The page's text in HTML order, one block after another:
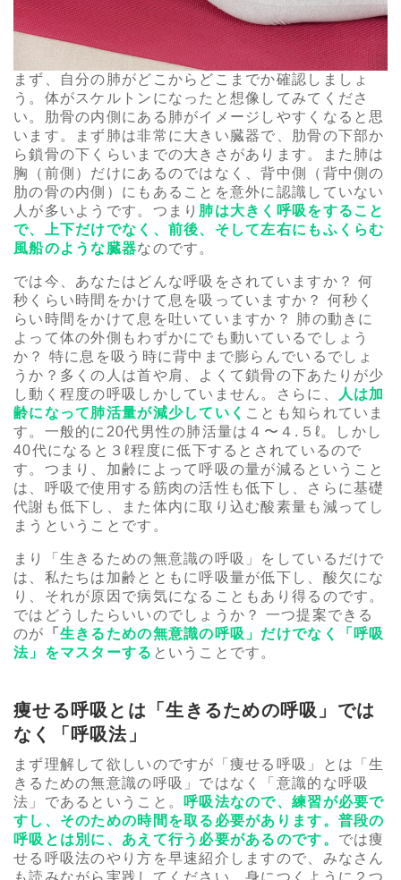
まず、自分の肺がどこからどこまでか確認しましょ
う。体がスケルトンになったと想像してみてくださ
い。肋骨の内側にある肺がイメージしやすくなると思
います。まず肺は非常に大きい臓器で、肋骨の下部か
ら鎖骨の下くらいまでの大きさがあります。また肺は
胸（前側）だけにあるのではなく、背中側（背中側の
肋の骨の内側）にもあることを意外に認識していない
人が多いようです。つまり 肺は大きく呼吸をすること
で、上下だけでなく、前後、そして左右にもふくらむ
風船のような臓器なのです。
では今、あなたはどんな呼吸をされていますか？ 何
秒くらい時間をかけて息を吸っていますか？ 何秒く
らい時間をかけて息を吐いていますか？ 肺の動きに
よって体の外側もわずかにでも動いているでしょう
か？ 特に息を吸う時に背中まで膨らんでいるでしょ
うか？多くの人は首や肩、よくて鎖骨の下あたりが少
し動く程度の呼吸しかしていません。さらに、
人は加
齢になって肺活量が減少していく ことも知られていま
す。一般的に20代男性の肺活量は４〜４.５ℓ。しかし
40代になると３ℓ程度に低下するとされているので
す。つまり、加齢によって呼吸の量が減るということ
は、呼吸で使用する筋肉の活性も低下し、さらに基礎
代謝も低下し、また体内に取り込む酸素量も減ってし
まうということです。
まり「生きるための無意識の呼吸」をしているだけで
は、私たちは加齢とともに呼吸量が低下し、酸欠にな
り、それが原因で病気になることもあり得るのです。
ではどうしたらいいのでしょうか？ 一つ提案できる
のが 「 生きるための無意識の呼吸」だけでなく「呼吸
法」をマスターする ということです。
痩せる呼吸とは「生きるための呼吸」では
なく「呼吸法」
まず理解して欲しいのですが「痩せる呼吸」とは「生
きるための無意識の呼吸」ではなく「意識的な呼吸
法」であるということ。
呼吸法なので、練習が必要で
すし、そのための時間を取る必要があります。普段の
呼吸とは別に、あえて行う必要があるのです。 では痩
せる呼吸法のやり方を早速紹介しますので、みなさん
も読みながら実践してください。身につくように２つ